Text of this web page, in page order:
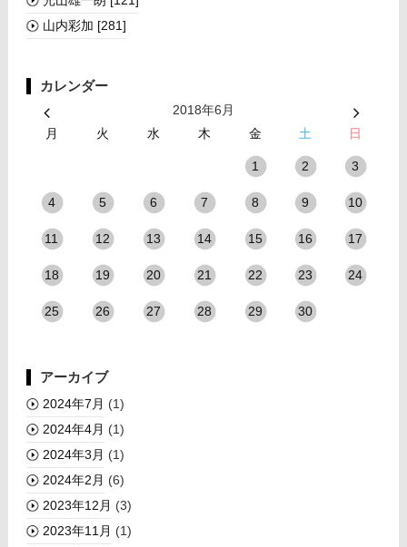
山内彩加 [281]
カレンダー
2018年6月
月
火 水 木 金 土 日
1 2 3
4 5 6 7 8 9 10
11 12 13 14 15 16 17
18 19 20 21 22 23 24
25 26 27 28 29 30
アーカイブ
2024年7月 (1)
2024年4月 (1)
2024年3月 (1)
2024年2月 (6)
2023年12月 (3)
2023年11月 (1)